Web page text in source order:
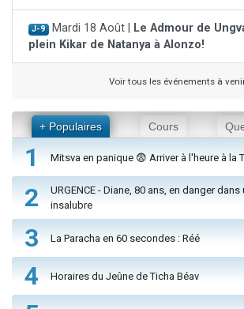
J-9 Mardi 18 Août |
Le Admour de
plein Kikar de Natanya à Alonzo!
Voir tous les événements à
+ Populaires Cours
1 Mitsva en panique 😨 Arriver à l'heure à la
2
URGENCE - Diane, 80 ans, en danger
insalubre
3 La Paracha en 60 secondes : Réé
4 Horaires du Jeûne de Ticha Béav